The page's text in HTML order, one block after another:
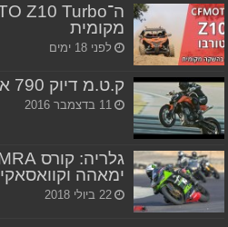
מקומית
לפני 18 ימים
ק.ט.מ דיוק 790 אבטיפוס באקשן
11 בדצמבר 2016
ימאהה וקוואסאקי
22 ביולי 2018